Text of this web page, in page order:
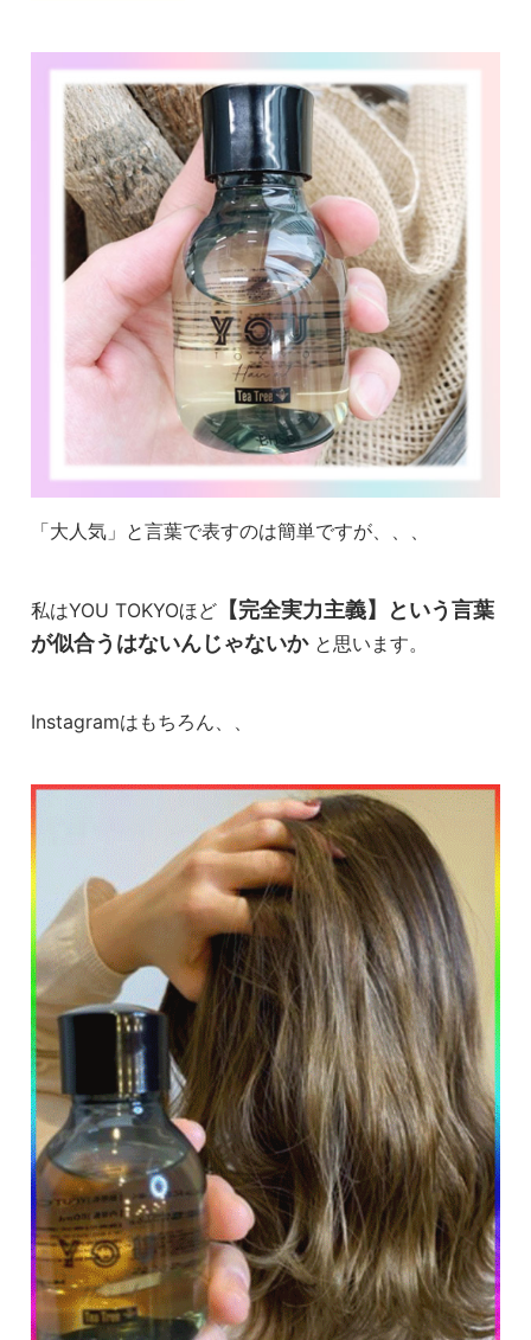
「大人気」と言葉で表すのは簡単ですが、、、
私はYOU TOKYOほど 【完全実力主義】という言葉
が似合うはないんじゃないかと思います。
Instagramはもちろん、、